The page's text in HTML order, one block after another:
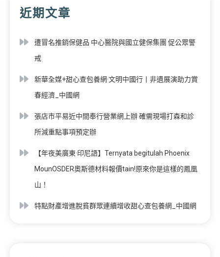
近期文章
遭冒名推銷保健品 中心醫院與國立健保集團 促公眾警
戒
新華全媒+甜心查包養網·文明中國行丨非遺展演助力賞
春經濟_中國網
張店市平易近中間奉行營業網上辦 確需現場打森和診
所減重點事項預定辦
【年夜美廣東·印尼語】Ternyata begitulah Phoenix
MounOSDER奧斯德材料報價tain!原來你是這樣的鳳凰
山！
特點財產增進脫貧群眾連續增收甜心查包養網_中國網